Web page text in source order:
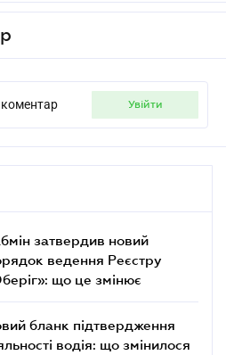
увійти
затвердив новий
ведення Реєстру
що це змінює
бланк підтвердження
водія: що змінилося